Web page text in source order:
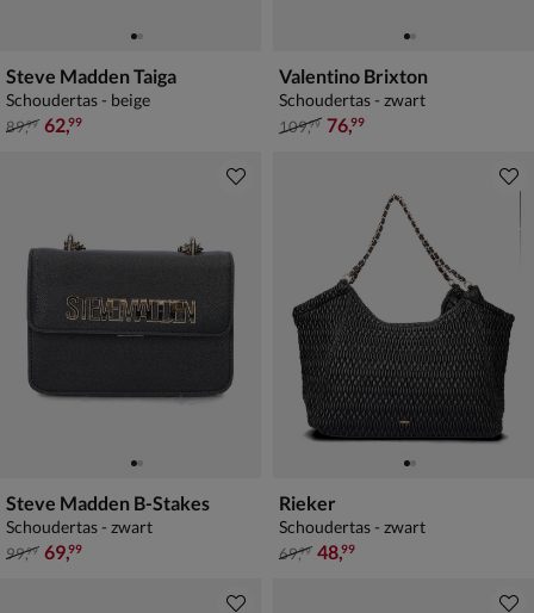
Steve Madden Taiga
Schoudertas - beige
van € 89,99 voor € 62,99
89,99 62,99
Valentino Brixton
Schoudertas - zwart
van € 109,99 voor € 76,99
109,99 76,99
Steve Madden B-Stakes
Schoudertas - zwart
van € 99,99 voor € 69,99
99,99 69,99
Rieker
Schoudertas - zwart
van € 69,99 voor € 48,99
69,99 48,99